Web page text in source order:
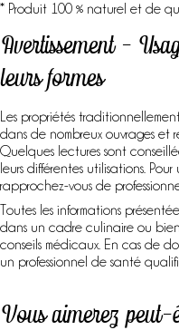
* Produit 100 % naturel et de
Avertissement –
leurs formes
Les propriétés
dans de nombreux ouvrages et
Quelques lectures sont
leurs différentes utilisations.
rapprochez-vous de
Toutes les informations
dans un cadre culinaire ou
conseils médicaux. En cas de
un professionnel de santé
Vous aimerez peut-